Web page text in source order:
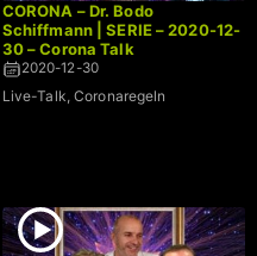
CORONA – Dr. Bodo
Schiffmann | SERIE – 2020-12-
30 – Corona Talk
2020-12-30
Live-Talk, Coronaregeln